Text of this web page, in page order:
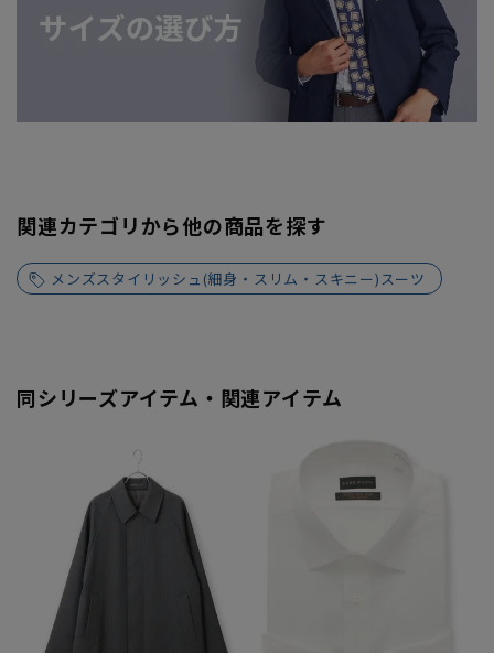
関連カテゴリから他の商品を探す
メンズスタイリッシュ(細身・スリム・スキニー)スーツ
同シリーズアイテム・関連アイテム